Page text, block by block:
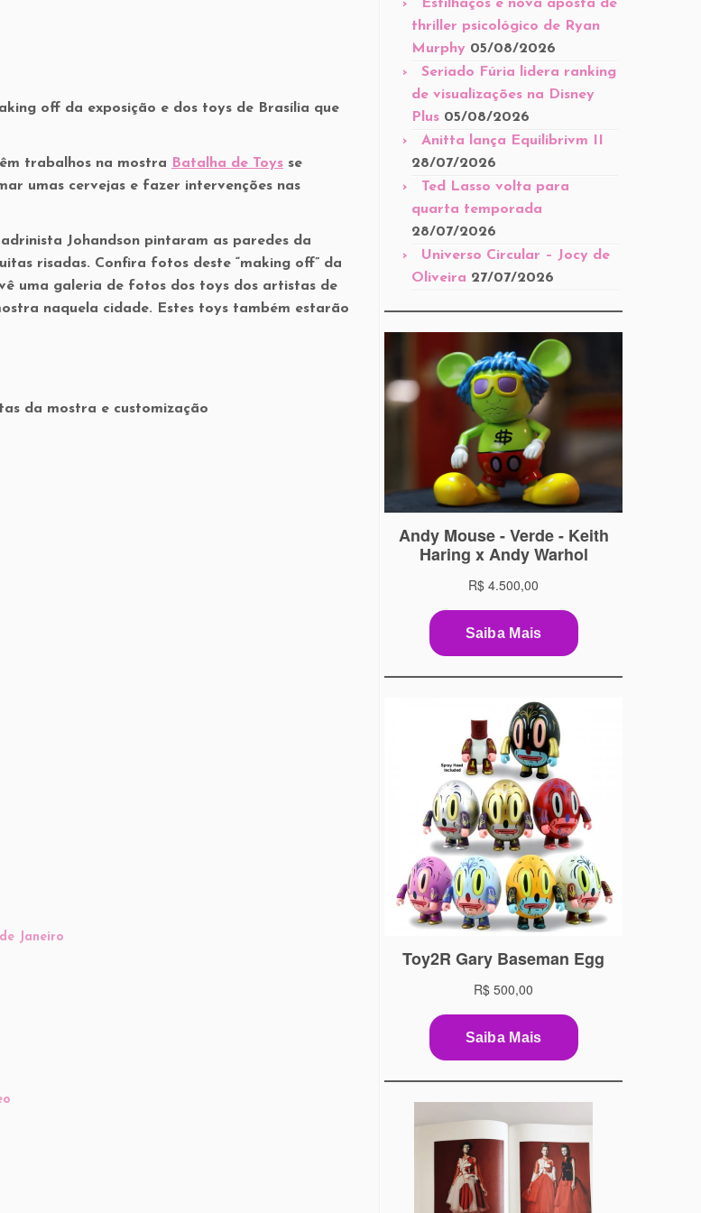
off da exposição e dos toys de Brasília que
trabalhos na mostra Batalha de Toys se
umas cervejas e fazer intervenções nas
Johandson pintaram as paredes da
risadas. Confira fotos deste “making off” da
uma galeria de fotos dos toys dos artistas de
naquela cidade. Estes toys também estarão
da mostra e customização
Janeiro
Estilhaços é nova aposta de
thriller psicológico de Ryan
Murphy 05/08/2026
Seriado Fúria lidera ranking
de visualizações na Disney
Plus 05/08/2026
Anitta lança Equilibrivm II
28/07/2026
Ted Lasso volta para
quarta temporada
28/07/2026
Universo Circular – Jocy de
Oliveira 27/07/2026